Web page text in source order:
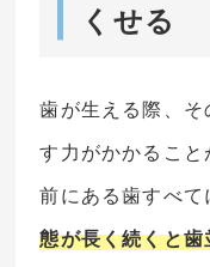
くせる
歯が生える際、
す力がかかるこ
前にある歯すべ
態が長く続くと